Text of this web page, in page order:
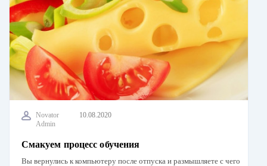
Novator
Admin
10.08.2020
Смакуем процесс обучения
Вы вернулись к компьютеру после отпуска и размышляете с чего